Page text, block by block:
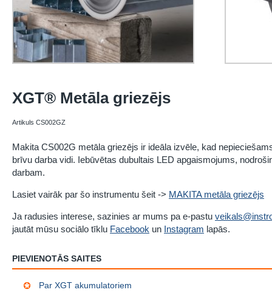
XGT® Metāla griezējs
Artikuls CS002GZ
Makita CS002G metāla griezējs ir ideāla izvēle, kad
brīvu darba vidi. Iebūvētas dubultais LED apgaismojums,
darbam.
Lasiet vairāk par šo instrumentu šeit -> MAKITA metāla griezējs
Ja radusies interese, sazinies ar mums pa e-pastu
jautāt mūsu sociālo tīklu Facebook un Instagram lapās.
PIEVIENOTĀS SAITES
Par XGT akumulatoriem